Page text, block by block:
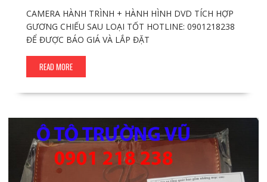
CAMERA HÀNH TRÌNH + HÀNH HÌNH DVD TÍCH HỢP
GƯƠNG CHIẾU SAU LOẠI TỐT HOTLINE: 0901218238
ĐỂ ĐƯỢC BÁO GIÁ VÀ LẮP ĐẶT
READ MORE